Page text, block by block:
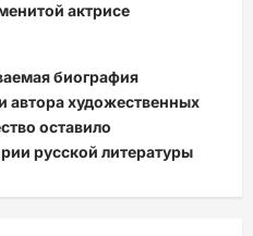
актрисе
биография
автора художественных
оставило
русской литературы